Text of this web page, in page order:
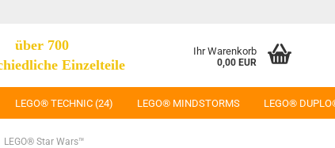
über 700
Einzelteile
Ihr Warenkorb
0,00 EUR
LEGO® TECHNIC (24) LEGO® MINDSTORMS LEGO®
LEGO® Star Wars™